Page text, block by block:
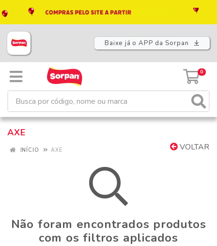
Baixe já o APP da Sorpan
0
AXE
VOLTAR
INÍCIO AXE
Não foram encontrados produtos
com os filtros aplicados